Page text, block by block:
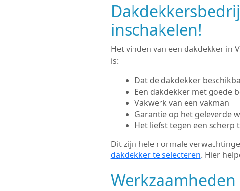
inschakelen!
Het vinden van een dakdekker in
is:
Dat de dakdekker
Een dakdekker met goede
Vakwerk van een vakman
Garantie op het geleverde
Het liefst tegen een scherp
Dit zijn hele normale
dakdekker te selecteren. Hier